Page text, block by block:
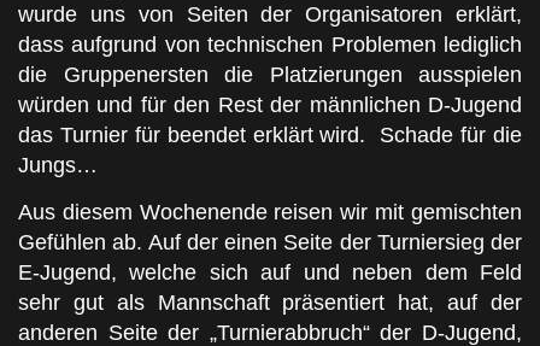
wurde uns von Seiten der Organisatoren erklärt,
dass aufgrund von technischen Problemen lediglich
die Gruppenersten die Platzierungen ausspielen
würden und für den Rest der männlichen D-Jugend
das Turnier für beendet erklärt wird. Schade für die
Jungs…
Aus diesem Wochenende reisen wir mit gemischten
Gefühlen ab. Auf der einen Seite der Turniersieg der
E-Jugend, welche sich auf und neben dem Feld
sehr gut als Mannschaft präsentiert hat, auf der
anderen Seite der „Turnierabbruch“ der D-Jugend,